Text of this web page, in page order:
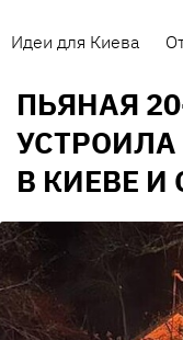
Идеи для Киева
ПЬЯНАЯ
В КИЕВЕ